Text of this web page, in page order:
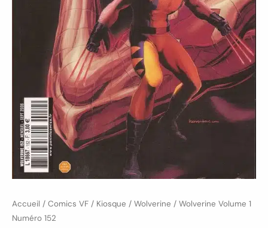
Accueil / Comics VF / Kiosque / Wolverine / Wolverine Volume 1
Numéro 152